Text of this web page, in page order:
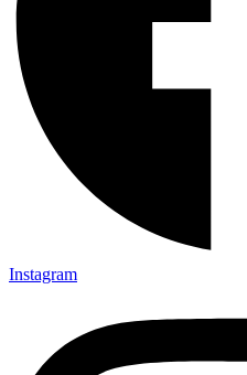
Instagram